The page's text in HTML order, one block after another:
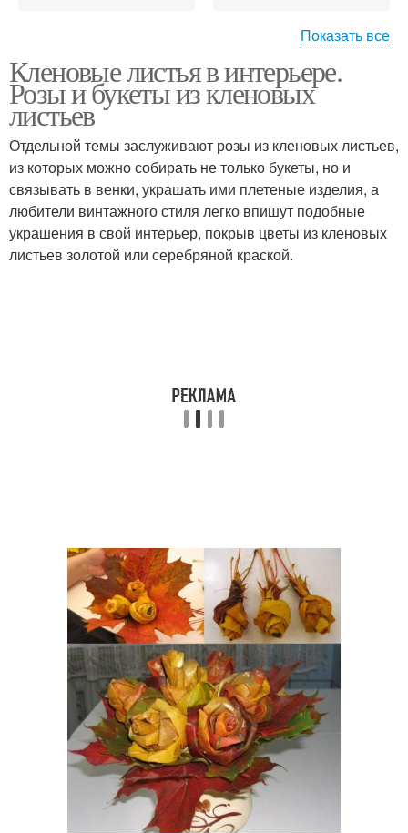
листьев
Венки из сухих листьев
Венки из листьев
Показать все
Кленовые листья в интерьере.
Розы и букеты из кленовых
листьев
Отдельной темы заслуживают розы из кленовых листьев,
из которых можно собирать не только букеты, но и
связывать в венки, украшать ими плетеные изделия, а
любители винтажного стиля легко впишут подобные
украшения в свой интерьер, покрыв цветы из кленовых
листьев золотой или серебряной краской.